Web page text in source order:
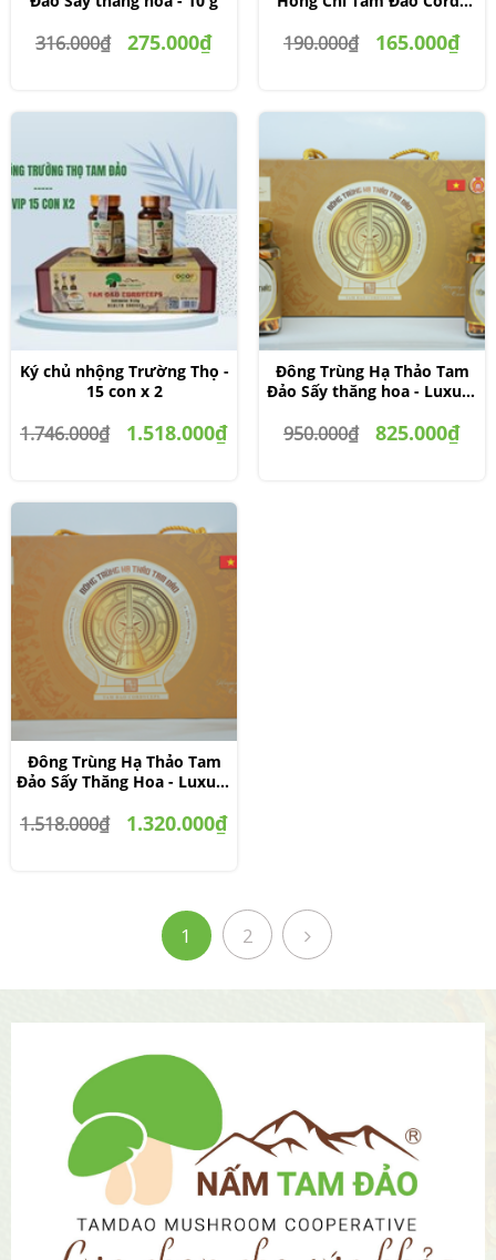
316.000₫ 275.000₫ 190.000₫ 165.000₫
Ký chủ nhộng Trường Thọ -
15 con x 2
1.746.000₫ 1.518.000₫
Đông Trùng Hạ Thảo Tam
Đảo Sấy thăng hoa - Luxury
950.000₫ 825.000₫
Đông Trùng Hạ Thảo Tam
Đảo Sấy Thăng Hoa - Luxury
1.518.000₫ 1.320.000₫
1 2